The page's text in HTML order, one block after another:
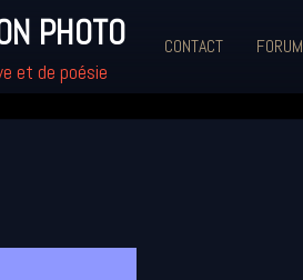
PHOTO
et de poésie
CONTACT FORUM